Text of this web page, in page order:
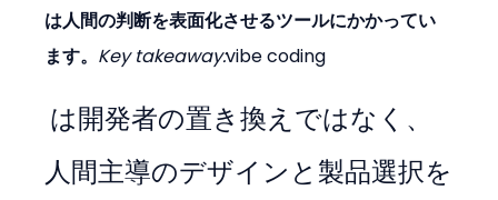
は人間の判断を表面化させるツールにかかってい
ます。 Key takeaway:vibe coding
人間主導のデザインと製品選択を